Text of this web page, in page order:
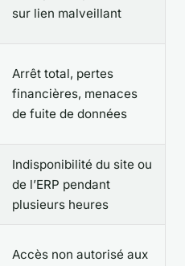
sur lien malveillant
Arrêt total, pertes
financières, menaces
de fuite de données
Indisponibilité du site ou
de l’ERP pendant
plusieurs heures
Accès non autorisé aux